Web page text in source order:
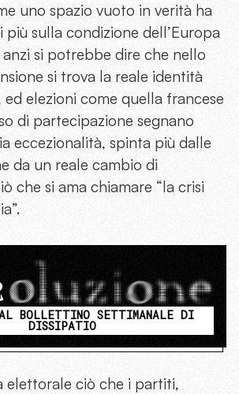
uno spazio vuoto in verità ha
sulla condizione dell’Europa
si potrebbe dire che nello
si trova la reale identità
elezioni come quella francese
di partecipazione segnano
eccezionalità, spinta più dalle
da un reale cambio di
che si ama chiamare “la crisi
BOLLETTINO SETTIMANALE DI
DISSIPATIO
elettorale ciò che i partiti,